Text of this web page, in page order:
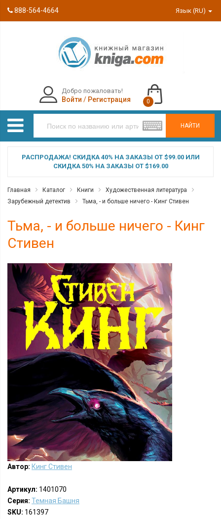
888-564-4664 Язык (RU)
НАЙТИ
Добро пожаловать!
Войти / Регистрация 0
РАСПРОДАЖА! СКИДКА 40% НА ЗАКАЗЫ ОТ $99.00 ИЛИ
СКИДКА 50% НА ЗАКАЗЫ ОТ $169.00
Главная Каталог Книги
Художественная литература
Зарубежный детектив
Тьма, - и больше ничего - Кинг Стивен
Тьма, - и больше ничего - Кинг
Стивен
Автор: Кинг Стивен
Артикул: 1401070
Серия: Темная Башня
SKU: 161397